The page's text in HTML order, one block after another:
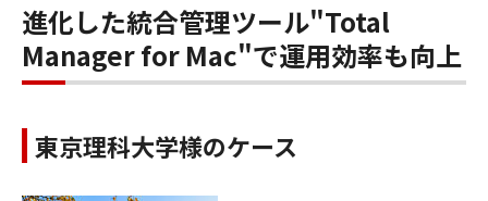
進化した統合管理ツール"Total
Manager for Mac"で運用効率も向上
東京理科大学様のケース